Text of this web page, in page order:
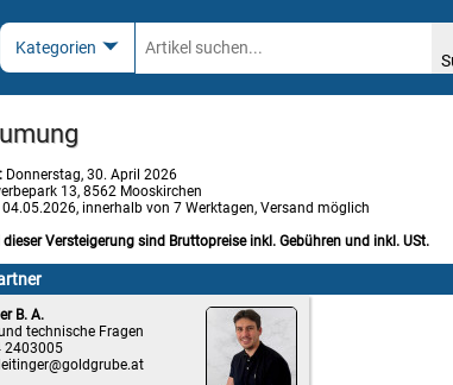
Donnerstag, 30. April 2026
13, 8562 Mooskirchen
innerhalb von 7 Werktagen, Versand möglich
dieser Versteigerung sind Bruttopreise inkl. Gebühren und inkl. USt.
B. A.
technische Fragen
2403005